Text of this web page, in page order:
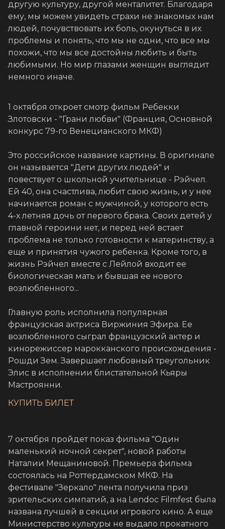
другую культуру, другой менталитет. Благодаря
ему, мы можем увидеть страхи не знакомых нам
людей, почувствовать их боль, окунуться в их
проблемы и понять, что мы не одни, что все мы
похожи, что мы все достойны любить и быть
любимыми. Но мир глазами женщин выглядит
немного иначе.
1 октября откроет смотр фильм Ребекки
Злотовски - "Грани любви" (Франция, Основной
конкурс 79-го Венецианского МКФ)
Это российское название картины. В оригинале
он называется "Дети других людей" и
повествует о школьной учительнице - Рэйчел.
Ей 40, она счастлива, любит свою жизнь, и у нее
начинается роман с мужчиной, у которого есть
4-х летняя дочь от первого брака. Своих детей у
главной героини нет, и перед ней встает
проблема не только готовности к материнству, а
еще и принятия чужого ребенка. Кроме того, в
жизнь Рэйчел вместе с Лейлой входит ее
биологическая мать и бывшая ее нового
возлюбленного...
Главную роль исполнила популярная
французская актриса Виржиния Эфира. Ее
возлюбленного сыграл французский актер и
кинорежиссер марокканского происхождения -
Рошди Зем. Завершает любовный треугольник
Элис в исполнении блистательной Кьяры
Мастроянни.
КУПИТЬ БИЛЕТ
7 октября пройдет показ фильма "Один
маленький ночной секрет", новой работы
Наталии Мещаниновой. Премьера фильма
состоялась на Роттердамском МКФ. На
фестивале "Зеркало" лента получила приз
зрительских симпатий, а на Lendoc Filmfest была
названа лучшей в секции игрового кино. А еще
Министерство культуры не выдало прокатного